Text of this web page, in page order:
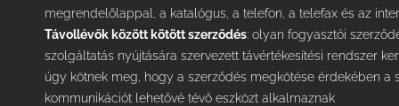
megrendelőlappal, a katalógus, a telefon, a telefax és az
Távollévők között kötött szerződés: olyan fogyasztói
szolgáltatás nyújtására szervezett távértékesítési rendszer
úgy kötnek meg, hogy a szerződés megkötése érdekében a
kommunikációt lehetővé tévő eszközt alkalmaznak